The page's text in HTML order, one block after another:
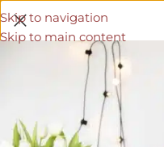
Skip to navigation
Skip to main content